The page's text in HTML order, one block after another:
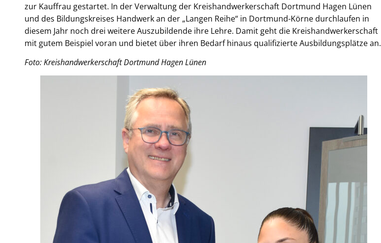
zur Kauffrau gestartet. In der Verwaltung der Kreishandwerkerschaft Dortmund Hagen Lünen
und des Bildungskreises Handwerk an der „Langen Reihe“ in Dortmund-Körne durchlaufen in
diesem Jahr noch drei weitere Auszubildende ihre Lehre. Damit geht die Kreishandwerkerschaft
mit gutem Beispiel voran und bietet über ihren Bedarf hinaus qualifizierte Ausbildungsplätze an.
Foto: Kreishandwerkerschaft Dortmund Hagen Lünen